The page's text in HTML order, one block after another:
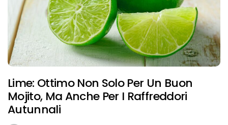
Lime: Ottimo Non Solo Per Un Buon
Mojito, Ma Anche Per I Raffreddori
Autunnali